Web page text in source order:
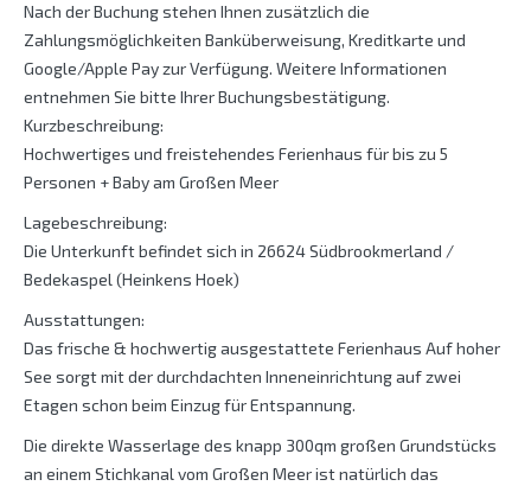
Nach der Buchung stehen Ihnen zusätzlich die
Zahlungsmöglichkeiten Banküberweisung, Kreditkarte und
Google/Apple Pay zur Verfügung. Weitere Informationen
entnehmen Sie bitte Ihrer Buchungsbestätigung.
Kurzbeschreibung:
Hochwertiges und freistehendes Ferienhaus für bis zu 5
Personen + Baby am Großen Meer
Lagebeschreibung:
Die Unterkunft befindet sich in 26624 Südbrookmerland /
Bedekaspel (Heinkens Hoek)
Ausstattungen:
Das frische & hochwertig ausgestattete Ferienhaus Auf hoher
See sorgt mit der durchdachten Inneneinrichtung auf zwei
Etagen schon beim Einzug für Entspannung.
Die direkte Wasserlage des knapp 300qm großen Grundstücks
an einem Stichkanal vom Großen Meer ist natürlich das